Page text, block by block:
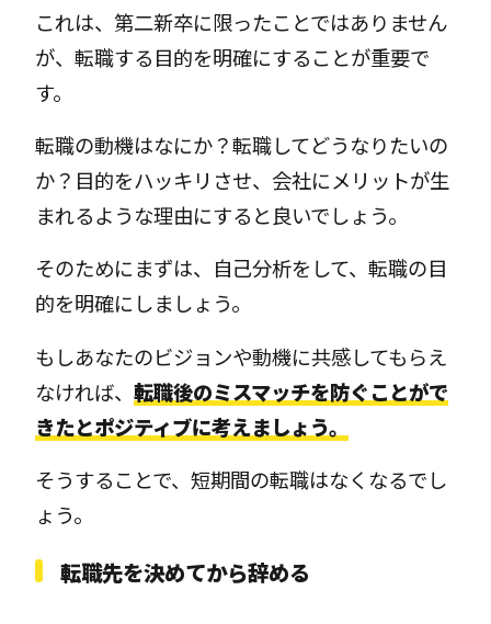
これは、第二新卒に限ったことではありません
が、転職する目的を明確にすることが重要で
す。
転職の動機はなにか？転職してどうなりたいの
か？目的をハッキリさせ、会社にメリットが生
まれるような理由にすると良いでしょう。
そのためにまずは、自己分析をして、転職の目
的を明確にしましょう。
もしあなたのビジョンや動機に共感してもらえ
なければ、転職後のミスマッチを防ぐことがで
きたとポジティブに考えましょう。
そうすることで、短期間の転職はなくなるでし
ょう。
転職先を決めてから辞める